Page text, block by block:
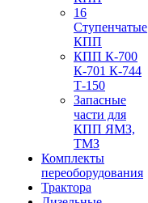
16
Ступенчатые
КПП
КПП К-700
К-701 К-744
Т-150
Запасные
части для
КПП ЯМЗ,
ТМЗ
Комплекты
переоборудования
Трактора